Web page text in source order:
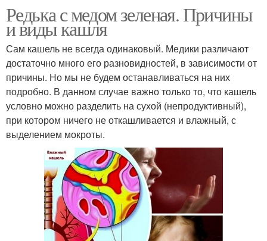
Редька с медом зеленая. Причины
и виды кашля
Сам кашель не всегда одинаковый. Медики различают
достаточно много его разновидностей, в зависимости от
причины. Но мы не будем останавливаться на них
подробно. В данном случае важно только то, что кашель
условно можно разделить на сухой (непродуктивный),
при котором ничего не откашливается и влажный, с
выделением мокроты.